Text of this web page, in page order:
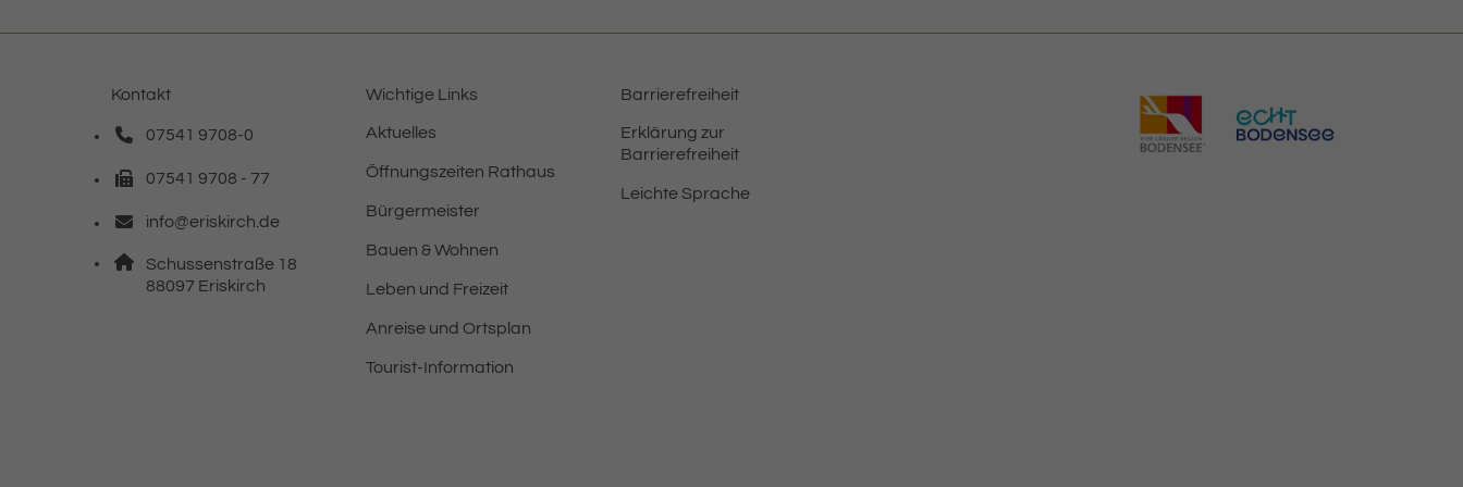
Kontakt
07541 9708-0
Telefonnummer: 0 7 5 4 1 9 7 0 8 0
07541 9708 - 77
Faxnummer: 0 7 5 4 1 9 7 0 8 7 7
info@eriskirch.de
E-Mail Adresse: info@eriskirch.de
Adresse:
Schussenstraße 18
88097 , 8 8 0 9 7
Eriskirch
Wichtige Links
Aktuelles
Öffnungszeiten Rathaus
Bürgermeister
Bauen & Wohnen
Leben und Freizeit
Anreise und Ortsplan
Tourist-Information
Barrierefreiheit
Erklärung zur
Barrierefreiheit
Leichte Sprache